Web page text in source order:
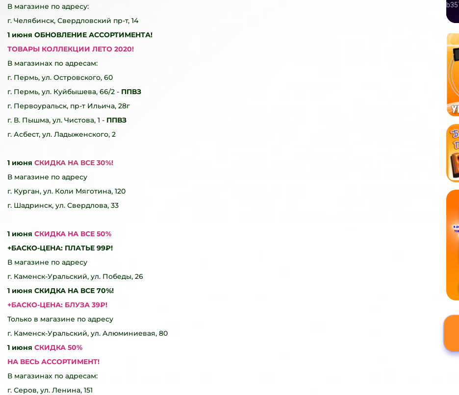
В магазине по адресу:
г. Челябинск, Свердловский пр-т, 14
1 июня ОБНОВЛЕНИЕ АССОРТИМЕНТА!
ТОВАРЫ КОЛЛЕКЦИИ ЛЕТО 2020!
В магазинах по адресам:
г. Пермь, ул. Островского, 60
г. Пермь, ул. Куйбышева, 66/2 - ППВЗ
г. Первоуральск, пр-т Ильича, 28г
г. В. Пышма, ул. Чистова, 1 - ППВЗ
г. Асбест, ул. Ладыженского, 2
1 июня СКИДКА НА ВСЕ 30%!
В магазине по адресу
г. Курган, ул. Коли Мяготина, 120
г. Шадринск, ул. Свердлова, 33
1 июня СКИДКА НА ВСЕ 50%
+БАСКО-ЦЕНА: ПЛАТЬЕ 99₽!
В магазине по адресу
г. Каменск-Уральский, ул. Победы, 26
1 июня СКИДКА НА ВСЕ 70%!
+БАСКО-ЦЕНА: БЛУЗА 39₽!
Только в магазине по адресу
г. Каменск-Уральский, ул. Алюминиевая, 80
1 июня СКИДКА 50%
НА ВЕСЬ АССОРТИМЕНТ!
В магазинах по адресам:
г. Серов, ул. Ленина, 151